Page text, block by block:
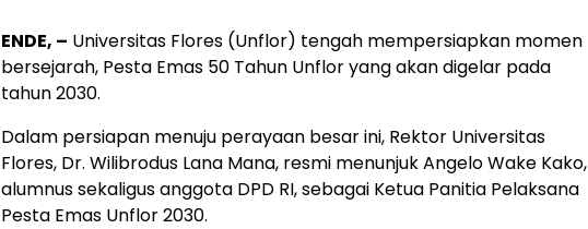
ENDE, – Universitas Flores (Unflor) tengah mempersiapkan momen
bersejarah, Pesta Emas 50 Tahun Unflor yang akan digelar pada
tahun 2030.
Dalam persiapan menuju perayaan besar ini, Rektor Universitas
Flores, Dr. Wilibrodus Lana Mana, resmi menunjuk Angelo Wake Kako,
alumnus sekaligus anggota DPD RI, sebagai Ketua Panitia Pelaksana
Pesta Emas Unflor 2030.